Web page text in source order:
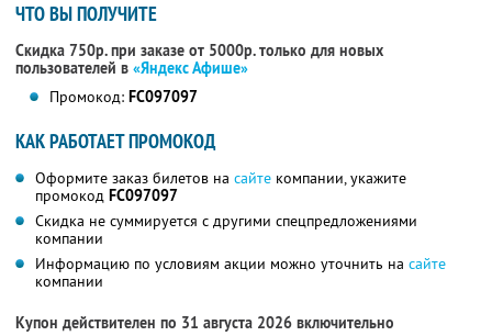
ЧТО ВЫ ПОЛУЧИТЕ
Скидка 750р. при заказе от 5000р. только для новых
пользователей в «Яндекс Афише»
Промокод: FC097097
КАК РАБОТАЕТ ПРОМОКОД
Оформите заказ билетов на сайте компании, укажите
промокод FC097097
Скидка не суммируется с другими спецпредложениями
компании
Информацию по условиям акции можно уточнить на сайте
компании
Купон действителен по 31 августа 2026 включительно